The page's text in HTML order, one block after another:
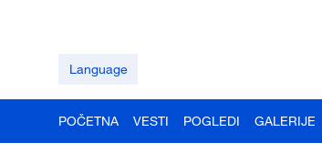
Language
POČETNA VESTI POGLEDI GALERIJE